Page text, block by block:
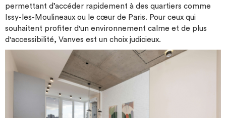
permettant d’accéder rapidement à des quartiers comme
Issy-les-Moulineaux ou le cœur de Paris. Pour ceux qui
souhaitent profiter d'un environnement calme et de plus
d'accessibilité, Vanves est un choix judicieux.